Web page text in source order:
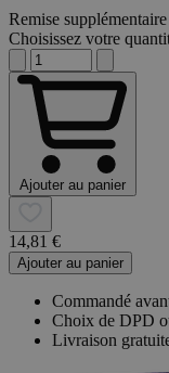
Remise
Choisissez votre
Ajouter au panier
14,81 €
Ajouter au panier
Commandé
Choix de DPD
Livraison